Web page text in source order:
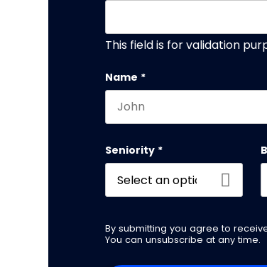
This field is for validation
Name *
Seniority *
By submitting you agree to
You can unsubscribe at any time.